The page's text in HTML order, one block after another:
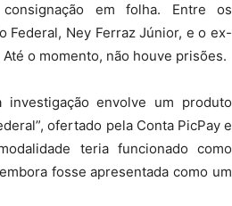
em folha. Entre os
Federal, Ney Ferraz Júnior, e o ex-
o momento, não houve prisões.
envolve um produto
ofertado pela Conta PicPay e
teria funcionado como
fosse apresentada como um